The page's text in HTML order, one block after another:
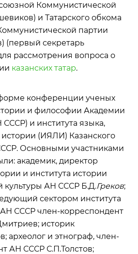
Коммунистической
и Татарского обкома
партии
(первый секретарь
рассмотрения вопроса о
казанских татар.
конференции ученых
и философии Академии
и института языка,
(ИЯЛИ) Казанского
Основными участниками
академик, директор
и института истории
культуры АН СССР Б.Д.Греков;
сектором института
СССР член-корреспондент
историк
археолог и этнограф, член-
АН СССР С.П.Толстов;